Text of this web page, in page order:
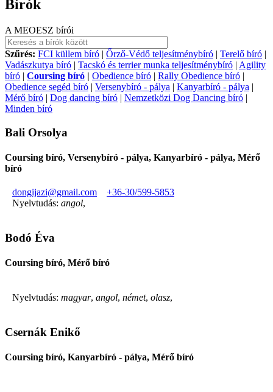
Bírók
A MEOESZ bírói
Szűrés: FCI küllem bíró | Őrző-Védő teljesítménybíró | Terelő bíró |
Vadászkutya bíró | Tacskó és terrier munka teljesítménybíró | Agility
bíró | Coursing bíró | Obedience bíró | Rally Obedience bíró |
Obedience segéd bíró | Versenybíró - pálya | Kanyarbíró - pálya |
Mérő bíró | Dog dancing bíró | Nemzetközi Dog Dancing bíró |
Minden bíró
Bali Orsolya
Coursing bíró, Versenybíró - pálya, Kanyarbíró - pálya, Mérő
bíró
dongijazi@gmail.com
+36-30/599-5853
Nyelvtudás: angol,
Bodó Éva
Coursing bíró, Mérő bíró
Nyelvtudás: magyar, angol, német, olasz,
Csernák Enikő
Coursing bíró, Kanyarbíró - pálya, Mérő bíró